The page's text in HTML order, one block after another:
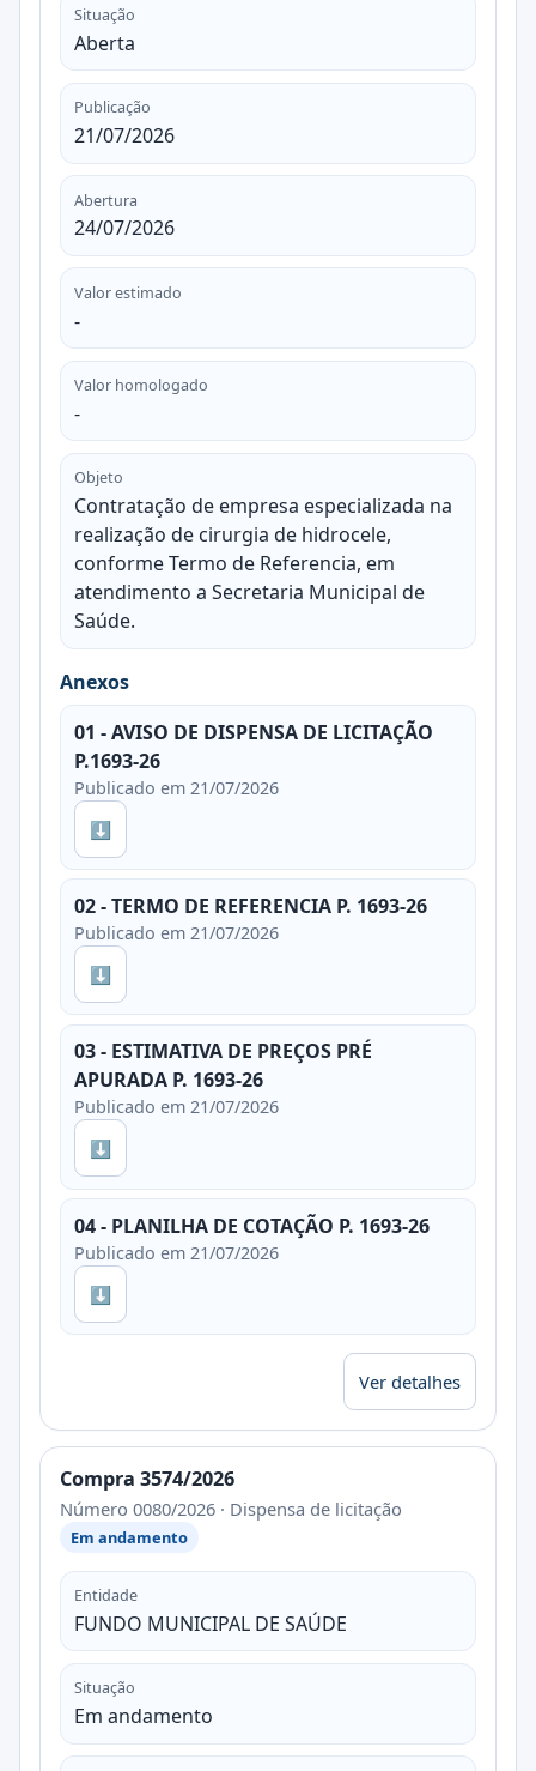
Situação
Aberta
Publicação
21/07/2026
Abertura
24/07/2026
Valor estimado
-
Valor homologado
-
Objeto
Contratação de empresa especializada na
realização de cirurgia de hidrocele,
conforme Termo de Referencia, em
atendimento a Secretaria Municipal de
Saúde.
Anexos
01 - AVISO DE DISPENSA DE LICITAÇÃO
P.1693-26
Publicado em 21/07/2026
⬇
02 - TERMO DE REFERENCIA P. 1693-26
Publicado em 21/07/2026
⬇
03 - ESTIMATIVA DE PREÇOS PRÉ
APURADA P. 1693-26
Publicado em 21/07/2026
⬇
04 - PLANILHA DE COTAÇÃO P. 1693-26
Publicado em 21/07/2026
⬇
Ver detalhes
Compra 3574/2026
Número 0080/2026 · Dispensa de licitação
Em andamento
Entidade
FUNDO MUNICIPAL DE SAÚDE
Situação
Em andamento